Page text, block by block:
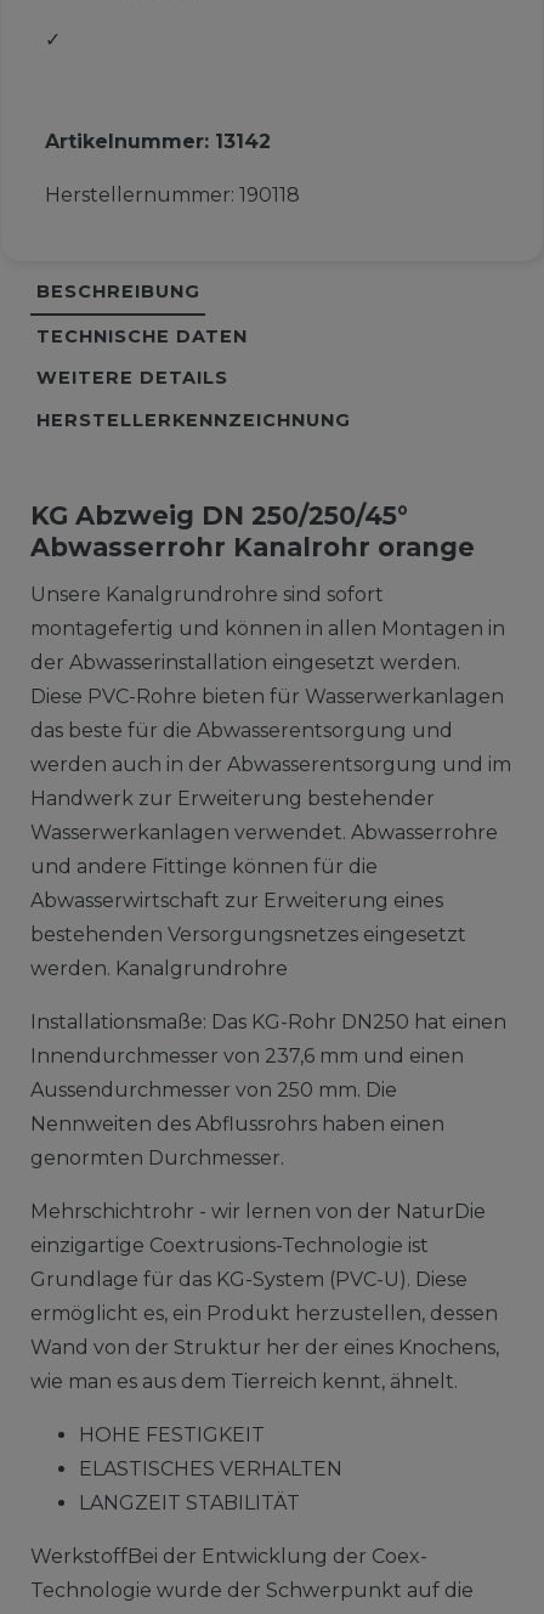
✓
Artikelnummer: 13142
Herstellernummer: 190118
BESCHREIBUNG
TECHNISCHE DATEN
WEITERE DETAILS
HERSTELLERKENNZEICHNUNG
KG Abzweig DN 250/250/45°
Abwasserrohr Kanalrohr orange
Unsere Kanalgrundrohre sind sofort
montagefertig und können in allen Montagen in
der Abwasserinstallation eingesetzt werden.
Diese PVC-Rohre bieten für Wasserwerkanlagen
das beste für die Abwasserentsorgung und
werden auch in der Abwasserentsorgung und im
Handwerk zur Erweiterung bestehender
Wasserwerkanlagen verwendet. Abwasserrohre
und andere Fittinge können für die
Abwasserwirtschaft zur Erweiterung eines
bestehenden Versorgungsnetzes eingesetzt
werden. Kanalgrundrohre
Installationsmaße: Das KG-Rohr DN250 hat einen
Innendurchmesser von 237,6 mm und einen
Aussendurchmesser von 250 mm. Die
Nennweiten des Abflussrohrs haben einen
genormten Durchmesser.
Mehrschichtrohr - wir lernen von der NaturDie
einzigartige Coextrusions-Technologie ist
Grundlage für das KG-System (PVC-U). Diese
ermöglicht es, ein Produkt herzustellen, dessen
Wand von der Struktur her der eines Knochens,
wie man es aus dem Tierreich kennt, ähnelt.
HOHE FESTIGKEIT
ELASTISCHES VERHALTEN
LANGZEIT STABILITÄT
WerkstoffBei der Entwicklung der Coex-
Technologie wurde der Schwerpunkt auf die